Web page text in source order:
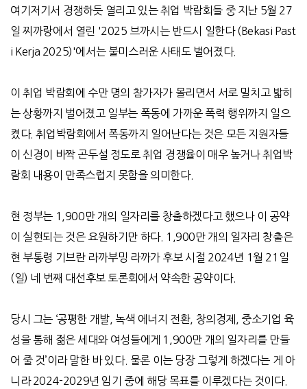
여기저기서 경쟁하듯 열리고 있는 취업 박람회들 중 지난 5월 27
일 찌까랑에서 열린 '2025 브까시는 반드시 일한다(Bekasi Past
i Kerja 2025)'에서는 불미스러운 사태도 벌어졌다.
이 취업 박람회에 수만 명의 참가자가 몰리면서 서로 밀치고 밟히
는 상황까지 벌어졌고 일부는 폭동에 가까운 폭력 행위까지 일으
켰다.취업박람회에서 폭동까지 일어난다는 것은 모든 지원자들
이 신경이 바짝 곤두설 정도로 취업 경쟁율이 매우 높거나 취업박
람회 내용이 만족스럽지 못함을 의미한다.
현 정부는 1,900만 개의 일자리를 창출하겠다고 했으나 이 공약
이 실현되는 것은 요원하기만 하다. 1,900만 개의 일자리 창출은
현 부통령 기브란 라까부밍 라까가 후보 시절 2024년 1 월 21 일
(일) 네 번째 대선후보 토론회에서 약속한 공약이다.
당시 그는 ‘공평한 개발, 녹색 에너지 전환, 창의경제 , 중소기업 육
성을 통해 젊은 세대와 여성들에게
1,900만 개의 일자리를 만들
어 줄 것’이라 말한 바 있다. 물론 이는 당장 그렇게 하겠다는 게 아
니라2024-2029년 임기 중에 해당 목표를 이루겠다는 것이다.